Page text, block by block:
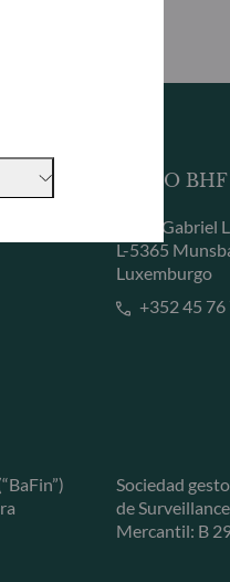
ODDO
6, rue Gabriel
L-5365
Luxemburgo
+352 45 76
Sociedad
de
Mercantil: B